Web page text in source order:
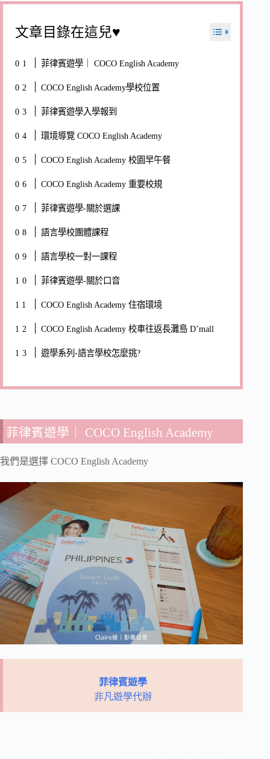
文章目錄在這兒♥
菲律賓遊學｜ COCO English Academy
COCO English Academy學校位置
菲律賓遊學入學報到
環境導覽 COCO English Academy
COCO English Academy 校園早午餐
COCO English Academy 重要校規
菲律賓遊學-關於選課
語言學校團體課程
語言學校一對一課程
菲律賓遊學-關於口音
COCO English Academy 住宿環境
COCO English Academy 校車往返長灘島 D’mall
遊學系列-語言學校怎麼挑?
菲律賓遊學｜ COCO English Academy
我們是選擇 COCO English Academy
菲律賓遊學
非凡遊學代辦